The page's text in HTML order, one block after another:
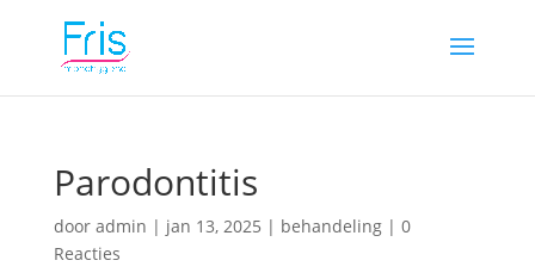
Parodontitis
door admin | jan 13, 2025 | behandeling| 0
Reacties